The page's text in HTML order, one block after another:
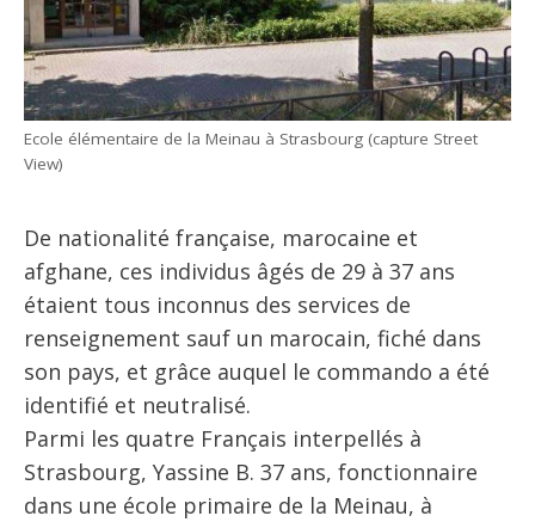
Ecole élémentaire de la Meinau à Strasbourg (capture Street
View)
De nationalité française, marocaine et
afghane, ces individus âgés de 29 à 37 ans
étaient tous inconnus des services de
renseignement sauf un marocain, fiché dans
son pays, et grâce auquel le commando a été
identifié et neutralisé.
Parmi les quatre Français interpellés à
Strasbourg, Yassine B. 37 ans, fonctionnaire
dans une école primaire de la Meinau, à